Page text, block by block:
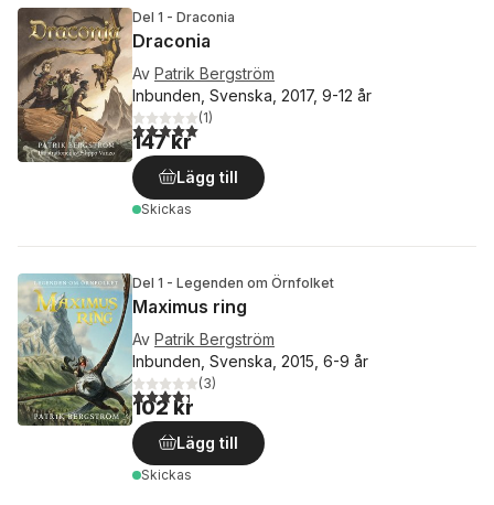
Del 1 - Draconia
Draconia
Av Patrik Bergström
Inbunden, Svenska, 2017, 9-12 år
5,0utav 5 stjärnor. Totalt antal röster:
(1)
147 kr
Lägg till
Skickas
Del 1 - Legenden om Örnfolket
Maximus ring
Av Patrik Bergström
Inbunden, Svenska, 2015, 6-9 år
4,3utav 5 stjärnor. Totalt antal röster:
(3)
102 kr
Lägg till
Skickas